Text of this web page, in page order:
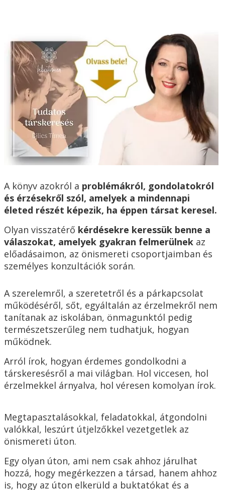
A könyv azokról a problémákról, gondolatokról
és érzésekről szól, amelyek a mindennapi
életed részét képezik, ha éppen társat keresel.
Olyan visszatérő kérdésekre keressük benne a
válaszokat, amelyek gyakran felmerülnek az
előadásaimon, az önismereti csoportjaimban és
személyes konzultációk során.
A szerelemről, a szeretetről és a párkapcsolat
működéséről, sőt, egyáltalán az érzelmekről nem
tanítanak az iskolában, önmagunktól pedig
természetszerűleg nem tudhatjuk, hogyan
működnek.
Arról írok, hogyan érdemes gondolkodni a
társkeresésről a mai világban. Hol viccesen, hol
érzelmekkel árnyalva, hol véresen komolyan írok.
Megtapasztalásokkal, feladatokkal, átgondolni
valókkal, leszúrt útjelzőkkel vezetgetlek az
önismereti úton.
Egy olyan úton, ami nem csak ahhoz járulhat
hozzá, hogy megérkezzen a társad, hanem ahhoz
is, hogy az úton elkerüld a buktatókat és a